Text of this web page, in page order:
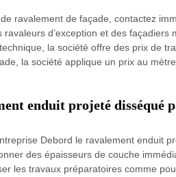
ravalement de façade, contactez
ravaleurs d’exception et des
la société offre des prix de
la société applique un prix au
enduit projeté disséqué
Debord le ravalement enduit
des épaisseurs de couche
les travaux préparatoires comme